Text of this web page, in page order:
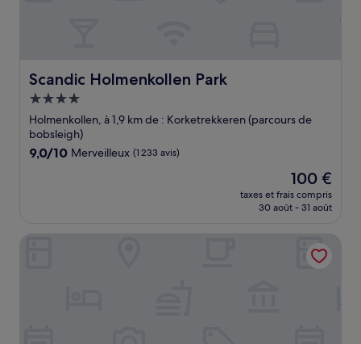
Scandic Holmenkollen Park
Scandic Holmenkollen Park
Hébergement
4.0 étoiles
Holmenkollen, à 1,9 km de : Korketrekkeren (parcours de
bobsleigh)
9.0
9,0/10 Merveilleux (1 233 avis)
Le
nouveau
prix
de
100 €
100 €
taxes et frais compris
30 août - 31 août